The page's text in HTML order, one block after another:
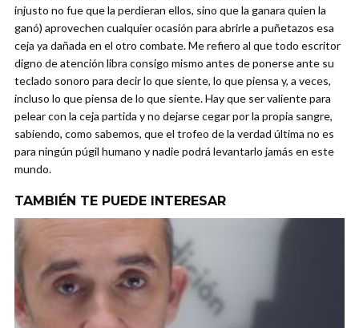
injusto no fue que la perdieran ellos, sino que la ganara quien la
ganó) aprovechen cualquier ocasión para abrirle a puñetazos esa
ceja ya dañada en el otro combate. Me refiero al que todo escritor
digno de atención libra consigo mismo antes de ponerse ante su
teclado sonoro para decir lo que siente, lo que piensa y, a veces,
incluso lo que piensa de lo que siente. Hay que ser valiente para
pelear con la ceja partida y no dejarse cegar por la propia sangre,
sabiendo, como sabemos, que el trofeo de la verdad última no es
para ningún púgil humano y nadie podrá levantarlo jamás en este
mundo.
TAMBIÉN TE PUEDE INTERESAR